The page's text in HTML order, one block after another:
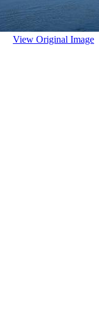
View Original Image